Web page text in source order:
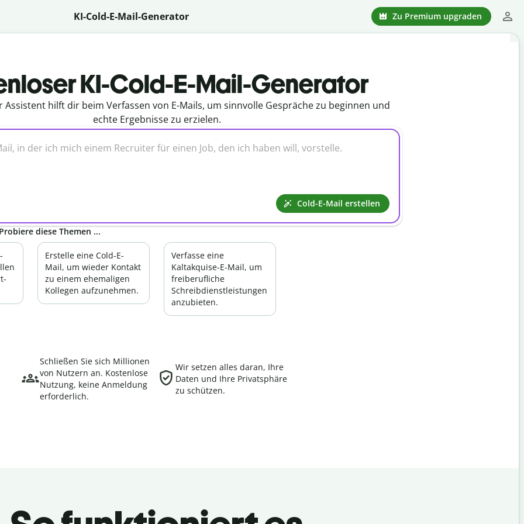
KI-Cold-E-Mail-Generator Zu Premium upgraden
KI-Cold-E-Mail-Generator
Assistent hilft dir beim Verfassen von E-Mails, um sinnvolle Gespräche zu beginnen und
echte Ergebnisse zu erzielen.
Cold-E-Mail erstellen
diese Themen ...
Erstelle eine Cold-E-
Mail, um wieder Kontakt
zu einem ehemaligen
Kollegen aufzunehmen.
Verfasse eine
Kaltakquise-E-Mail, um
freiberufliche
Schreibdienstleistungen
anzubieten.
Schließen Sie sich Millionen
von Nutzern an. Kostenlose
Nutzung, keine Anmeldung
erforderlich.
Wir setzen alles daran, Ihre
Daten und Ihre Privatsphäre
zu schützen.